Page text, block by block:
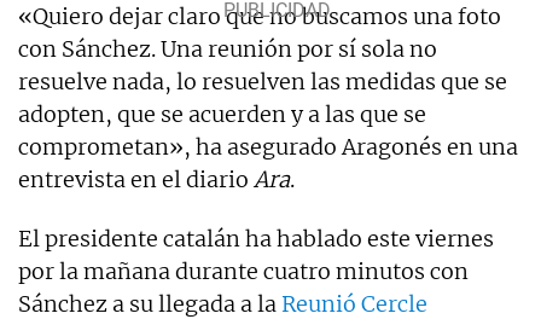
«Quiero dejar claro que no buscamos una foto
con Sánchez. Una reunión por sí sola no
resuelve nada, lo resuelven las medidas que se
adopten, que se acuerden y a las que se
comprometan», ha asegurado Aragonés en una
entrevista en el diario Ara.
El presidente catalán ha hablado este viernes
por la mañana durante cuatro minutos con
Sánchez a su llegada a la Reunió Cercle